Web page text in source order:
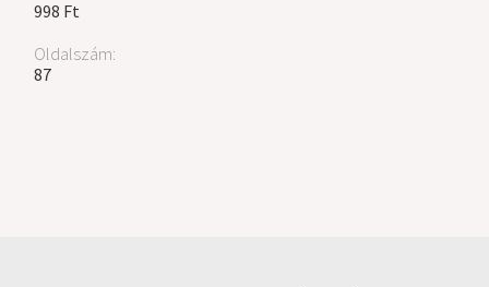
998 Ft
Oldalszám:
87